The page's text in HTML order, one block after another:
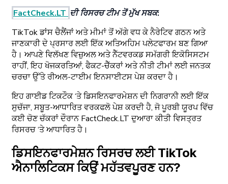
FactCheck.LT ਦੀ ਰਿਸਰਚ ਟੀਮ ਤੋਂ ਮੁੱਖ ਸਬਕ:
TikTok ਡਾਂਸ ਚੈਲੈਂਜਾਂ ਅਤੇ ਮੀਮਾਂ ਤੋਂ ਅੱਗੇ ਵਧ ਕੇ ਨੈਰੇਟਿਵ ਗਠਨ ਅਤੇ
ਜਾਣਕਾਰੀ ਦੇ ਪ੍ਰਸਾਰ ਲਈ ਇੱਕ ਅਤਿਅਹਿਮ ਪਲੇਟਫਾਰਮ ਬਣ ਗਿਆ
ਹੈ। ਆਪਣੇ ਵਿਲੱਖਣ ਵਿਜ਼ੁਅਲ ਅਤੇ ਨੈੱਟਵਰਕਡ ਸਮੱਗਰੀ ਇਕੋਸਿਸਟਮ
ਰਾਹੀਂ, ਇਹ ਖੋਜਕਰਤਿਆਂ, ਫੈਕਟ-ਚੈੱਕਰਾਂ ਅਤੇ ਨੀਤੀ ਟੀਮਾਂ ਲਈ ਜਨਤਕ
ਚਰਚਾ ਉੱਤੇ ਰੀਅਲ-ਟਾਈਮ ਇਨਸਾਈਟਸ ਪੇਸ਼ ਕਰਦਾ ਹੈ।
ਇਹ ਗਾਈਡ ਟਿਕਟੌਕ ‘ਤੇ ਡਿਸਇਨਫਾਰਮੇਸ਼ਨ ਦੀ ਨਿਗਰਾਨੀ ਲਈ ਇੱਕ
ਸੁਚੱਜਾ, ਸਬੂਤ-ਆਧਾਰਿਤ ਵਰਕਫਲੋ ਪੇਸ਼ ਕਰਦੀ ਹੈ, ਜੋ ਪੂਰਬੀ ਯੂਰਪ ਵਿੱਚ
ਕਈ ਚੋਣ ਚੱਕਰਾਂ ਦੌਰਾਨ FactCheck.LT ਦੁਆਰਾ ਕੀਤੀ ਵਿਸਤ੍ਰਤ
ਰਿਸਰਚ ‘ਤੇ ਆਧਾਰਿਤ ਹੈ।
ਡਿਸਇਨਫਾਰਮੇਸ਼ਨ ਰਿਸਰਚ ਲਈ TikTok
ਐਨਾਲਿਟਿਕਸ ਕਿਉਂ ਮਹੱਤਵਪੂਰਣ ਹਨ?